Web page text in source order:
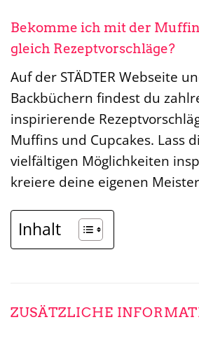
Bekomme ich mit der
gleich Rezeptvorschläge?
Auf der STÄDTER Webseite
Backbüchern findest du
inspirierende
Muffins und Cupcakes. Lass
vielfältigen Möglichkeiten
kreiere deine eigenen
Inhalt
ZUSÄTZLICHE